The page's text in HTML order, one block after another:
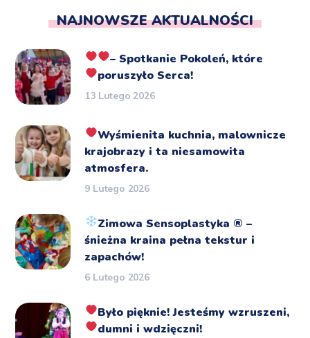
NAJNOWSZE AKTUALNOŚCI
– Spotkanie Pokoleń, które
poruszyło Serca!
13 Lutego 2026
Wyśmienita kuchnia, malownicze
krajobrazy i ta niesamowita
atmosfera.
9 Lutego 2026
Zimowa Sensoplastyka ®️ –
śnieżna kraina pełna tekstur i
zapachów!
6 Lutego 2026
Było pięknie!Jesteśmy wzruszeni,
dumni i wdzięczni!